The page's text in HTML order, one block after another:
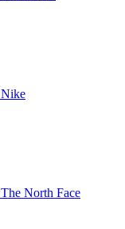
Nike
The North Face